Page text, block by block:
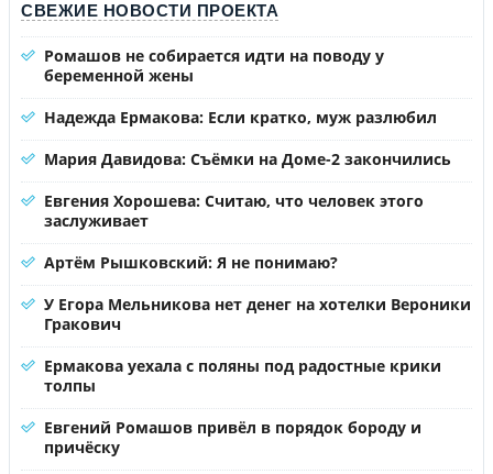
СВЕЖИЕ НОВОСТИ ПРОЕКТА
Ромашов не собирается идти на поводу у
беременной жены
Надежда Ермакова: Если кратко, муж разлюбил
Мария Давидова: Съёмки на Доме-2 закончились
Евгения Хорошева: Считаю, что человек этого
заслуживает
Артём Рышковский: Я не понимаю?
У Егора Мельникова нет денег на хотелки Вероники
Гракович
Ермакова уехала с поляны под радостные крики
толпы
Евгений Ромашов привёл в порядок бороду и
причёску